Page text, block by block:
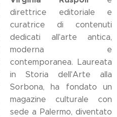
direttrice editoriale e
curatrice di contenuti
dedicati all'arte antica,
moderna e
contemporanea. Laureata
in Storia dell'Arte alla
Sorbona, ha fondato un
magazine culturale con
sede a Palermo, diventato